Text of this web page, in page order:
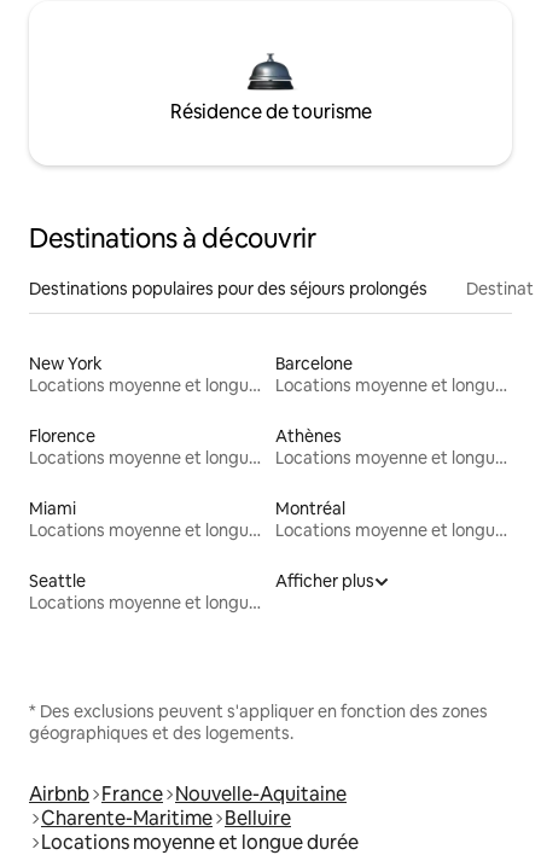
Résidence de tourisme
Destinations à découvrir
Destinations populaires pour des séjours prolongés
New York
Locations moyenne et longue durée
Barcelone
Locations moyenne et longue durée
Florence
Locations moyenne et longue durée
Athènes
Locations moyenne et longue durée
Miami
Locations moyenne et longue durée
Montréal
Locations moyenne et longue durée
Seattle
Locations moyenne et longue durée
Afficher plus
* Des exclusions peuvent s'appliquer en fonction des zones
géographiques et des logements.
Airbnb France Nouvelle-Aquitaine
Charente-Maritime Belluire
Locations moyenne et longue durée